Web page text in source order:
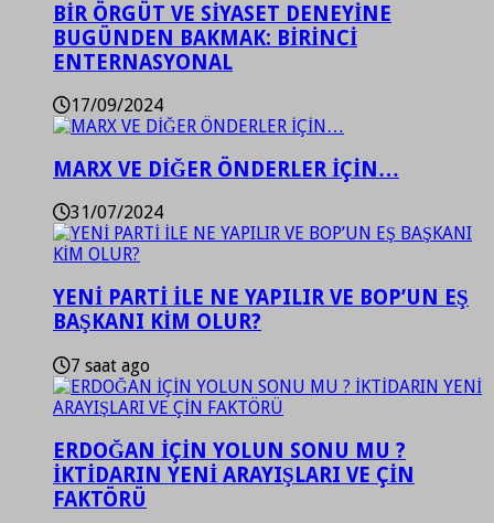
BİR ÖRGÜT VE SİYASET DENEYİNE
BUGÜNDEN BAKMAK: BİRİNCİ
ENTERNASYONAL
17/09/2024
MARX VE DİĞER ÖNDERLER İÇİN…
31/07/2024
YENİ PARTİ İLE NE YAPILIR VE BOP’UN EŞ
BAŞKANI KİM OLUR?
7 saat ago
ERDOĞAN İÇİN YOLUN SONU MU ?
İKTİDARIN YENİ ARAYIŞLARI VE ÇİN
FAKTÖRÜ